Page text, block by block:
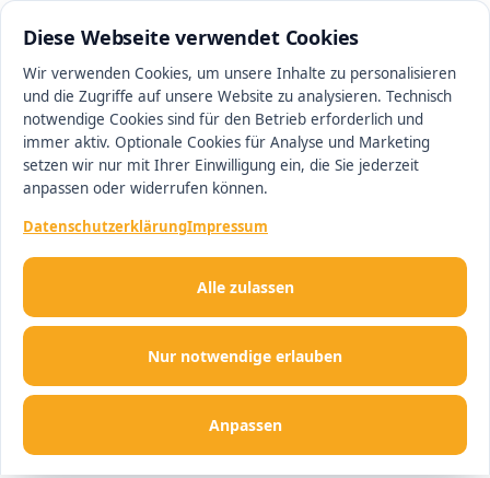
Diese Webseite verwendet Cookies
Wir verwenden Cookies, um unsere Inhalte zu personalisieren
und die Zugriffe auf unsere Website zu analysieren. Technisch
notwendige Cookies sind für den Betrieb erforderlich und
immer aktiv. Optionale Cookies für Analyse und Marketing
setzen wir nur mit Ihrer Einwilligung ein, die Sie jederzeit
anpassen oder widerrufen können.
DatenschutzerklärungImpressum
Nur notwendige erlauben
Anpassen
Alle zulassen